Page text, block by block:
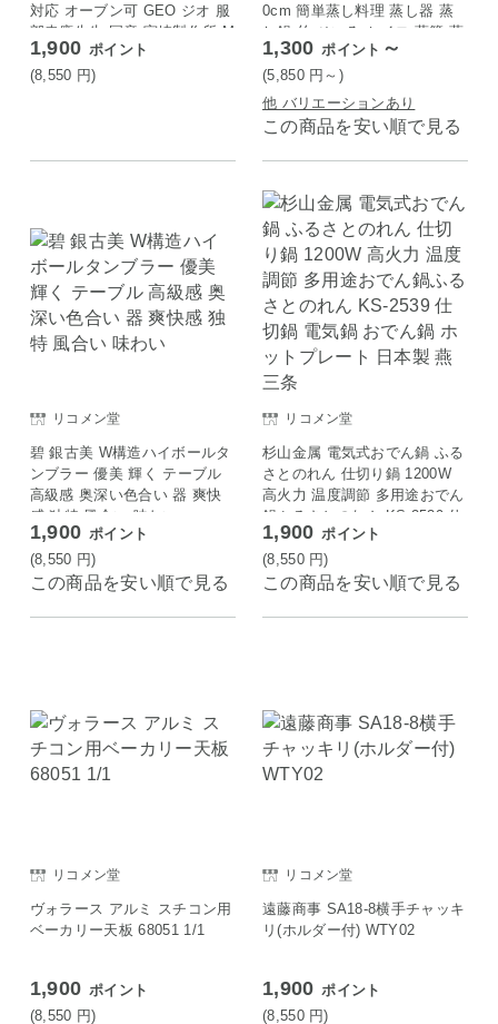
対応 オーブン可 GEO ジオ 服
部幸應先生 国産 宮崎製作所 M
iyaco ジオプロダクト
1,900 ポイント
(8,550 円)
0cm 簡単蒸し料理 蒸し器 蒸
し鍋 竹 せいろ セイロ 蒸篭 蒸
し野菜 せいろ蒸し 蒸しかご
琺瑯 ほうろう FUJIHORO 両
手鍋 ホワイト 18cm/1段セッ
ト
1,300 ポイント ～
(5,850 円 ～)
他 バリエーションあり
この商品を安い順で見る
リコメン堂
碧 銀古美 W構造ハイボールタ
ンブラー 優美 輝く テーブル
高級感 奥深い色合い 器 爽快
感 独特 風合い 味わい
1,900 ポイント
(8,550 円)
この商品を安い順で見る
リコメン堂
杉山金属 電気式おでん鍋 ふる
さとのれん 仕切り鍋 1200W
高火力 温度調節 多用途おでん
鍋ふるさとのれん KS-2539 仕
切鍋 電気鍋 おでん鍋 ホット
プレート 日本製 燕三条
1,900 ポイント
(8,550 円)
この商品を安い順で見る
リコメン堂
ヴォラース アルミ スチコン用
ベーカリー天板 68051 1/1
1,900 ポイント
(8,550 円)
リコメン堂
遠藤商事 SA18-8横手チャッキ
リ(ホルダー付) WTY02
1,900 ポイント
(8,550 円)